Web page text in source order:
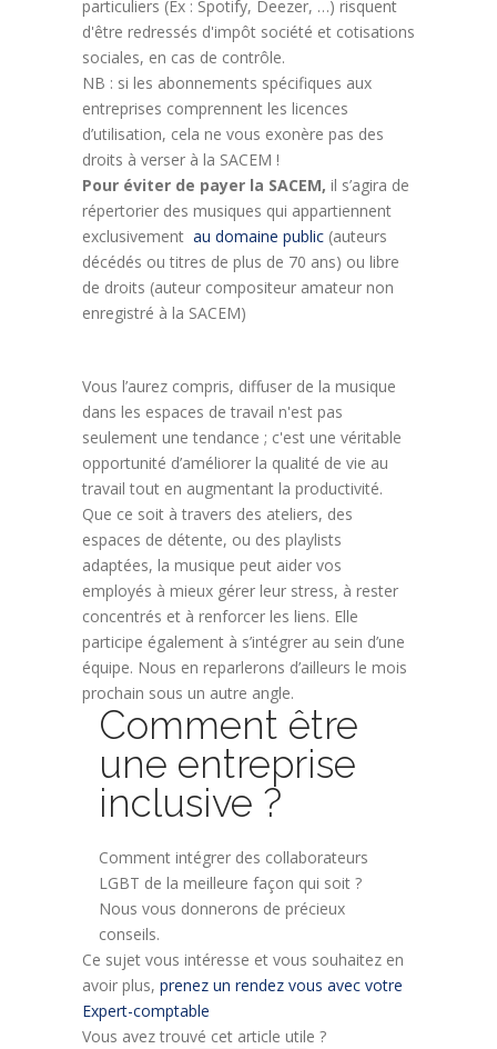
particuliers (Ex : Spotify, Deezer, …) risquent
d'être redressés d'impôt société et cotisations
sociales, en cas de contrôle.
NB : si les abonnements spécifiques aux
entreprises comprennent les licences
d’utilisation, cela ne vous exonère pas des
droits à verser à la SACEM !
Pour éviter de payer la SACEM, il s’agira de
répertorier des musiques qui appartiennent
exclusivement au domaine public (auteurs
décédés ou titres de plus de 70 ans) ou libre
de droits (auteur compositeur amateur non
enregistré à la SACEM)
Vous l’aurez compris, diffuser de la musique
dans les espaces de travail n'est pas
seulement une tendance ; c'est une véritable
opportunité d’améliorer la qualité de vie au
travail tout en augmentant la productivité.
Que ce soit à travers des ateliers, des
espaces de détente, ou des playlists
adaptées, la musique peut aider vos
employés à mieux gérer leur stress, à rester
concentrés et à renforcer les liens. Elle
participe également à s’intégrer au sein d’une
équipe. Nous en reparlerons d’ailleurs le mois
prochain sous un autre angle.
Comment être
une entreprise
inclusive ?
Comment intégrer des collaborateurs
LGBT de la meilleure façon qui soit ?
Nous vous donnerons de précieux
conseils.
Ce sujet vous intéresse et vous souhaitez en
avoir plus, prenez un rendez vous avec votre
Expert-comptable
Vous avez trouvé cet article utile ?